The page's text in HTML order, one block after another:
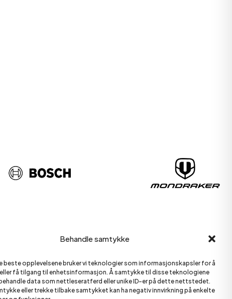
Behandle samtykke
beste opplevelsene bruker vi teknologier som informasjonskapsler for å
få tilgang til enhetsinformasjon. Å samtykke til disse teknologiene
data som nettleseratferd eller unike ID-er på dette nettstedet.
eller trekke tilbake samtykket kan ha negativ innvirkning på enkelte